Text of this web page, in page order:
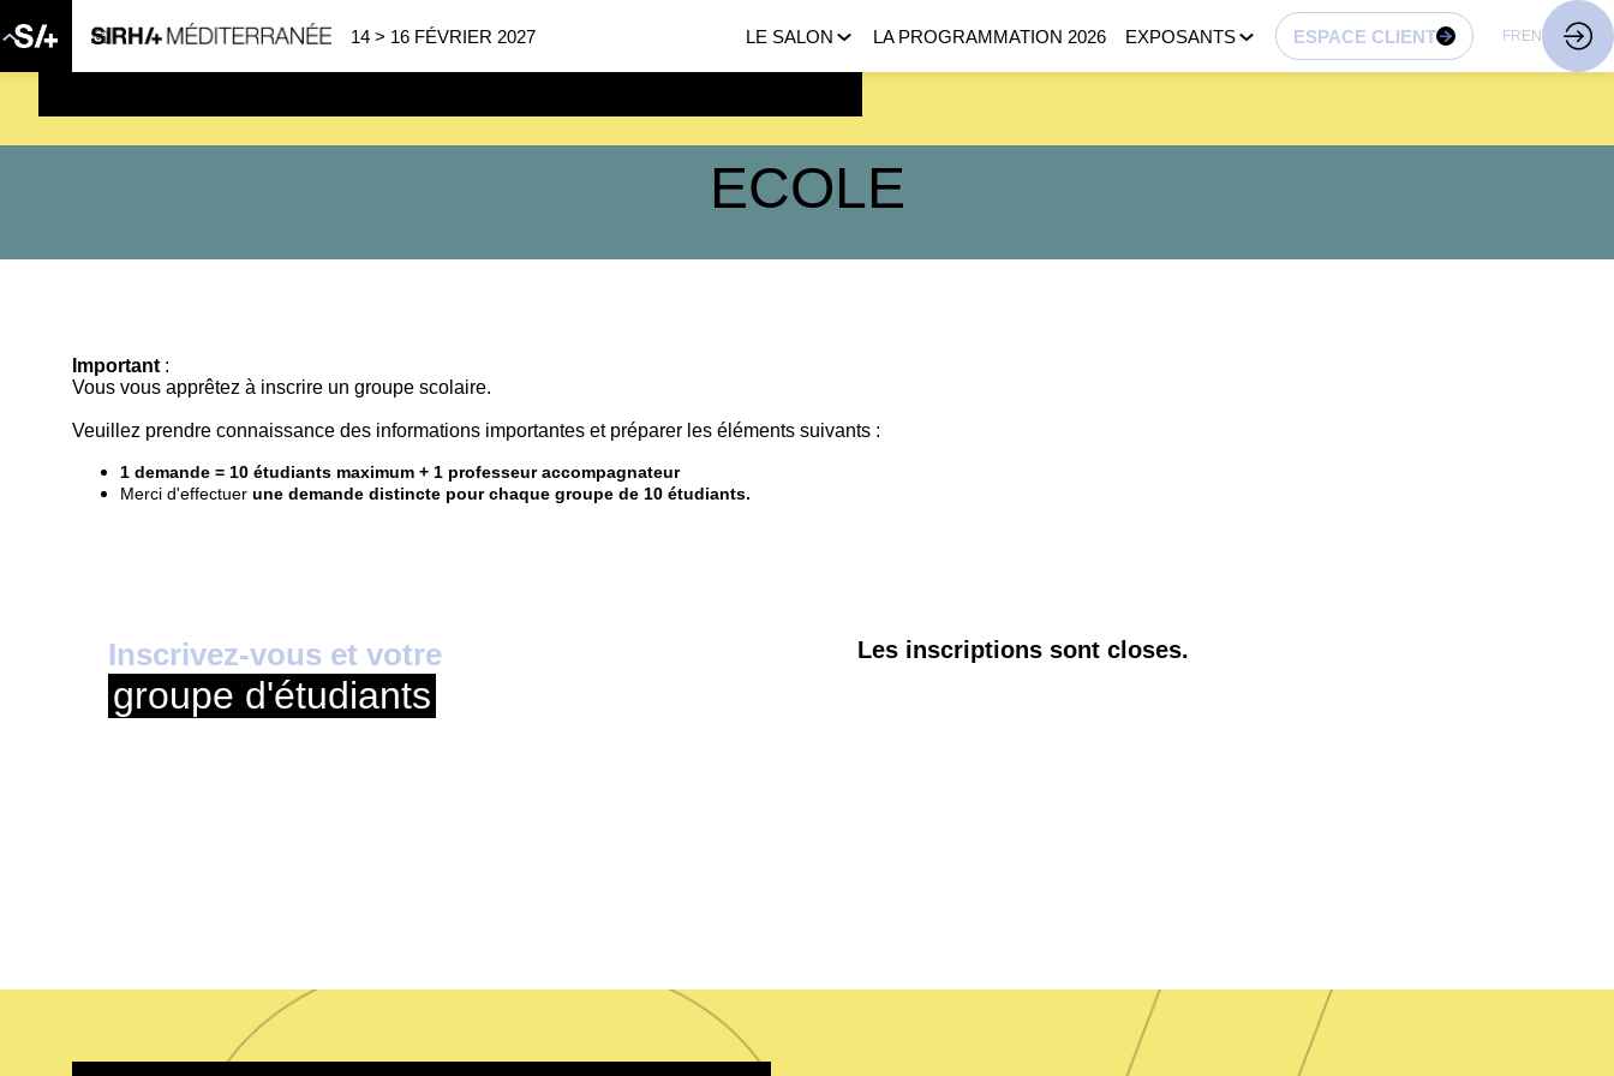
14 > 16 FÉVRIER 2027 LE SALON LA PROGRAMMATION 2026 EXPOSANTS ESPACE CLIENT FR EN
ECOLE
Important :
Vous vous apprêtez à inscrire un groupe scolaire.
Veuillez prendre connaissance des informations importantes et préparer les éléments suivants :
1 demande = 10 étudiants maximum + 1 professeur accompagnateur
Merci d'effectuer une demande distincte pour chaque groupe de 10 étudiants.
Inscrivez-vous et votre
groupe d'étudiants
Les inscriptions sont closes.